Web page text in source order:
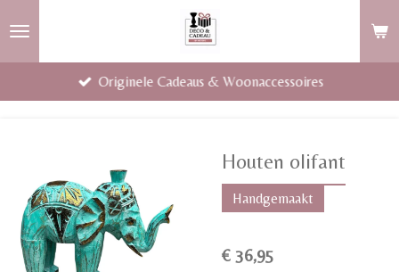
Originele Cadeaus & Woonaccessoires
Houten olifant
Handgemaakt
€ 36,95